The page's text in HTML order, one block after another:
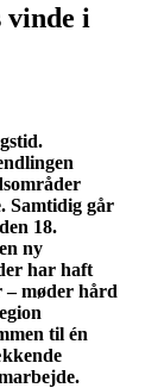
vinde i
Samtidig går
18.
ny
har haft
– møder hård
til én